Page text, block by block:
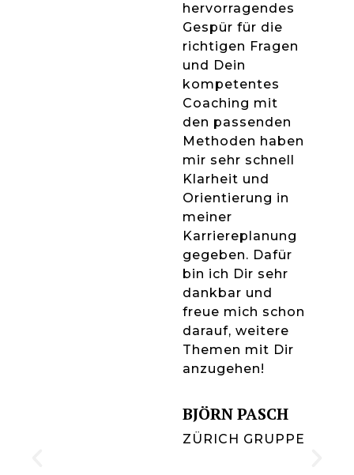
hervorragendes
Gespür für die
richtigen Fragen
und Dein
kompetentes
Coaching mit
den passenden
Methoden haben
mir sehr schnell
Klarheit und
Orientierung in
meiner
Karriereplanung
gegeben. Dafür
bin ich Dir sehr
dankbar und
freue mich schon
darauf, weitere
Themen mit Dir
anzugehen!
BJÖRN PASCH
ZÜRICH GRUPPE